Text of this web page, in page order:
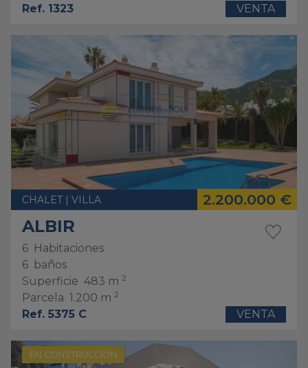
Ref. 1323 VENTA
CHALET | VILLA 2.200.000 €
ALBIR
6 Habitaciones
6 baños
Superficie 483 m 2
Parcela 1.200 m 2
Ref. 5375 C VENTA
EN CONSTRUCCIÓN